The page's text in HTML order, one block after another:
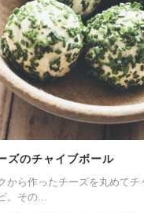
ズのチャイブボール
から作ったチーズを丸めてチ
。その...